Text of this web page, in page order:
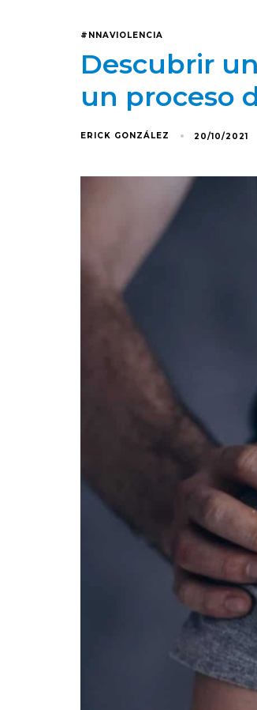
#NNAVIOLENCIA
Descubrir
un proceso
ERICK GONZÁLEZ 20/10/2021